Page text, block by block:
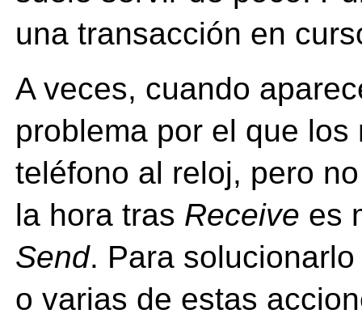
una transacción en
A veces, cuando
problema por el que
teléfono al reloj, pero
la hora tras Receive es
Send. Para
o varias de estas